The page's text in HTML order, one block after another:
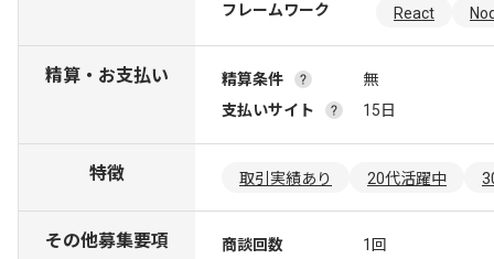
フレームワーク React
精算・お支払い 精算条件
無
支払いサイト
15日
特徴 取引実績あり 20代活躍中
その他募集要項 商談回数
1回